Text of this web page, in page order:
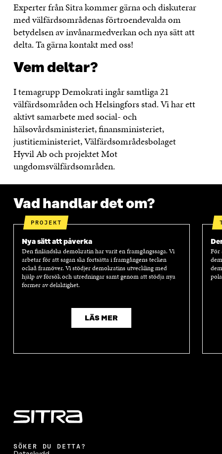
Experter från Sitra kommer gärna och diskuterar
med välfärdsområdenas förtroendevalda om
betydelsen av invånarmedverkan och nya sätt att
delta. Ta gärna kontakt med oss!
Vem deltar?
I temagrupp Demokrati ingår samtliga 21
välfärdsområden och Helsingfors stad. Vi har ett
aktivt samarbete med social- och
hälsovårdsministeriet, finansministeriet,
justitieministeriet, Välfärdsområdesbolaget
Hyvil Ab och projektet Mot
ungdomsvälfärdsområden.
Vad handlar det om?
PROJEKT
Nya sätt att påverka
Den finländska demokratin har varit en framgångssaga. Vi
arbetar för att sagan ska fortsätta i framgångens tecken
också framöver. Vi stödjer demokratins utveckling med
hjälp av försök och utredningar samt genom att stödja nya
former av delaktighet.
LÄS MER
För
SÖKER DU DETTA?